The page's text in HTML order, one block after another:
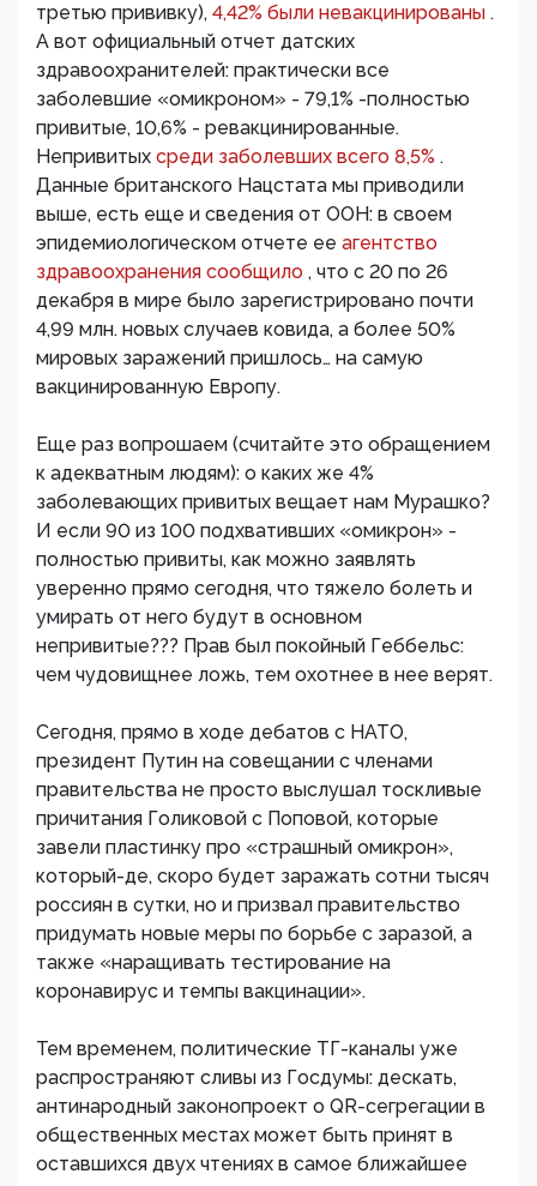
третью прививку), 4,42% были невакцинированы .
А вот официальный отчет датских
здравоохранителей: практически все
заболевшие «омикроном» - 79,1% -полностью
привитые, 10,6% - ревакцинированные.
Непривитых среди заболевших всего 8,5% .
Данные британского Нацстата мы приводили
выше, есть еще и сведения от ООН: в своем
эпидемиологическом отчете ее агентство
здравоохранения сообщило , что с 20 по 26
декабря в мире было зарегистрировано почти
4,99 млн. новых случаев ковида, а более 50%
мировых заражений пришлось… на самую
вакцинированную Европу.
Еще раз вопрошаем (считайте это обращением
к адекватным людям): о каких же 4%
заболевающих привитых вещает нам Мурашко?
И если 90 из 100 подхвативших «омикрон» -
полностью привиты, как можно заявлять
уверенно прямо сегодня, что тяжело болеть и
умирать от него будут в основном
непривитые??? Прав был покойный Геббельс:
чем чудовищнее ложь, тем охотнее в нее верят.
Сегодня, прямо в ходе дебатов с НАТО,
президент Путин на совещании с членами
правительства не просто выслушал тоскливые
причитания Голиковой с Поповой, которые
завели пластинку про «страшный омикрон»,
который-де, скоро будет заражать сотни тысяч
россиян в сутки, но и призвал правительство
придумать новые меры по борьбе с заразой, а
также «наращивать тестирование на
коронавирус и темпы вакцинации».
Тем временем, политические ТГ-каналы уже
распространяют сливы из Госдумы: дескать,
антинародный законопроект о QR-сегрегации в
общественных местах может быть принят в
оставшихся двух чтениях в самое ближайшее